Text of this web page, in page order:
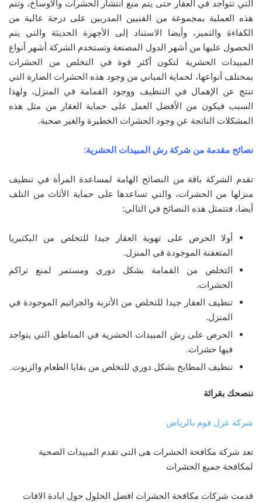
التي تتواجد في العقار حتى يتم منع انتشار الحشرات والأوساخ، وتتم
هذه العملية بمجموعة من الفنيين المدربين على درجة عالية من
الكفاءة والتميز، وأيضا الاستناد إلى الأجهزة الحديثة والتي يتم
الحصول عليها من أشهر الدول المصنعة وتستخدم الشركة أشهر أنواع
المبيدات الحشرية لتكون أكثر قوة في التخلص من الحشرات
بمختلف أنواعها، لحماية المباني من وجود هذه الحشرات الضارة التي
تنتج عن الإهمال في التنظيف ووجود القمامة في المنزل، ولهذا
السبب فيكون من الأفضل العمل على حماية العقار من مثل هذه
المشكلات الناتجة عن وجود الحشرات الخطيرة والغير صحية.
نصائح مقدمة من شركة رش المبيدات الحشرية:
تقدم الشركة باقة من النصائح الهامة لمساعدة المرأة في تنظيف
منزلها من الحشرات، والتي تساعدها على حماية الأثاث من التلف
أيضا، فتتمثل هذه النصائح في التالي:
أولا الحرص على تهوية العقار جيدا للتخلص من البكتيريا
المتعفنة الموجودة في المنزل.
التخلص من القمامة بشكل دوري ومستمر لمنع تراكم
الحشرات.
تنظيف العقار جيدا للتخلص من الأتربة والجراثيم الموجودة في
المنزل.
الحرص على رش المبيدات الحشرية في المناطق التي يتواجد
فيها حشرات.
تنظيف المطابخ بشكل دوري للتخلص من بقايا الطعام والزيوت.
ننصحك بقرائة
شركة عزل فوم بالرياض
تعد شركة مكافحة الحشرات هى التى تقدم المبيدات الصحية
لمكافحة جميع الحشرات
قدمت شركات مكافحة الحشرات افضل الحلول حول ابادة الافات